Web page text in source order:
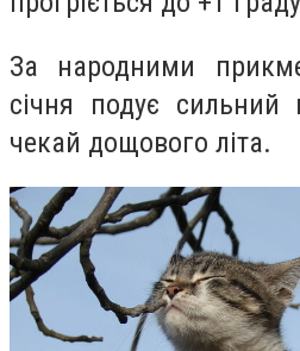
За народними
січня подує сильний
чекай дощового літа.